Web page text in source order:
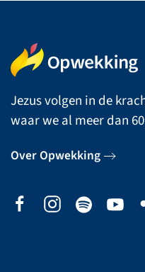
Jezus volgen in de
waar we al meer dan
Over Opwekking